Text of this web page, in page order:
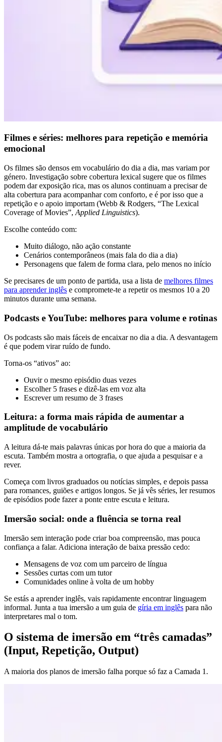
Filmes e séries: melhores para repetição e memória
emocional
Os filmes são densos em vocabulário do dia a dia, mas variam por
género. Investigação sobre cobertura lexical sugere que os filmes
podem dar exposição rica, mas os alunos continuam a precisar de
alta cobertura para acompanhar com conforto, e é por isso que a
repetição e o apoio importam (Webb & Rodgers, “The Lexical
Coverage of Movies”, Applied Linguistics).
Escolhe conteúdo com:
Muito diálogo, não ação constante
Cenários contemporâneos (mais fala do dia a dia)
Personagens que falem de forma clara, pelo menos no início
Se precisares de um ponto de partida, usa a lista de melhores filmes
para aprender inglês e compromete-te a repetir os mesmos 10 a 20
minutos durante uma semana.
Podcasts e YouTube: melhores para volume e rotinas
Os podcasts são mais fáceis de encaixar no dia a dia. A desvantagem
é que podem virar ruído de fundo.
Torna-os “ativos” ao:
Ouvir o mesmo episódio duas vezes
Escolher 5 frases e dizê-las em voz alta
Escrever um resumo de 3 frases
Leitura: a forma mais rápida de aumentar a
amplitude de vocabulário
A leitura dá-te mais palavras únicas por hora do que a maioria da
escuta. Também mostra a ortografia, o que ajuda a pesquisar e a
rever.
Começa com livros graduados ou notícias simples, e depois passa
para romances, guiões e artigos longos. Se já vês séries, ler resumos
de episódios pode fazer a ponte entre escuta e leitura.
Imersão social: onde a fluência se torna real
Imersão sem interação pode criar boa compreensão, mas pouca
confiança a falar. Adiciona interação de baixa pressão cedo:
Mensagens de voz com um parceiro de língua
Sessões curtas com um tutor
Comunidades online à volta de um hobby
Se estás a aprender inglês, vais rapidamente encontrar linguagem
informal. Junta a tua imersão a um guia de gíria em inglês para não
interpretares mal o tom.
O sistema de imersão em “três camadas”
(Input, Repetição, Output)
A maioria dos planos de imersão falha porque só faz a Camada 1.